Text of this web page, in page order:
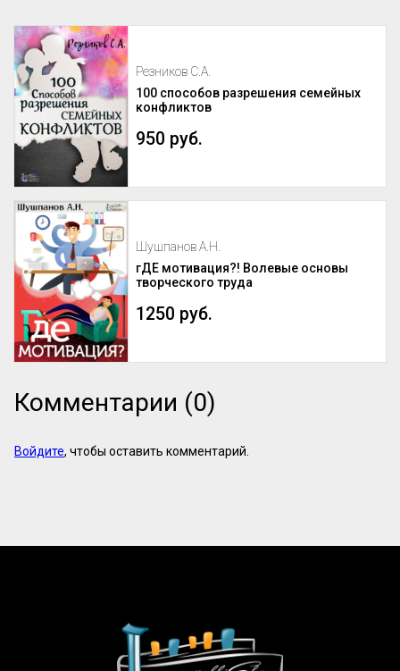
Резников С.А.
100 способов разрешения семейных
конфликтов
950 руб.
Шушпанов А.Н.
гДЕ мотивация?! Волевые основы
творческого труда
1250 руб.
Комментарии (0)
Войдите, чтобы оставить комментарий.